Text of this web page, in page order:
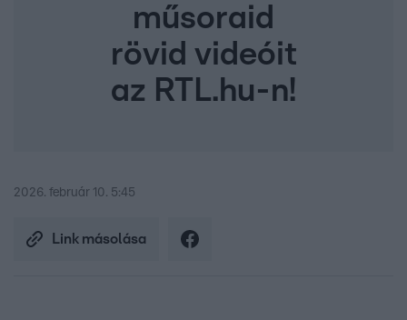
műsoraid
rövid videóit
az RTL.hu-n!
2026. február 10. 5:45
Link másolása